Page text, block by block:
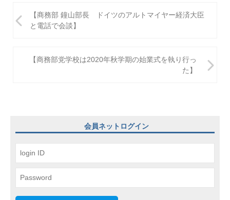
稿
ョ
ン
【商務部 鐘山部長 ドイツのアルトマイヤー経済大臣
と電話で会談】
【商務部党学校は2020年秋学期の始業式を執り行っ
た】
会員ネットログイン